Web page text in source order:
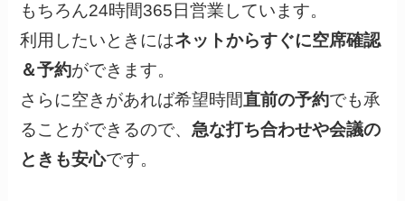
もちろん24時間365日営業しています。
利用したいときにはネットからすぐに空席確認
＆予約ができます。
さらに空きがあれば希望時間直前の予約でも承
ることができるので、急な打ち合わせや会議の
ときも安心です。